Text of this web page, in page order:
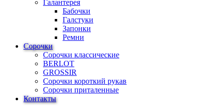
Галантерея
Бабочки
Галстуки
Запонки
Ремни
Сорочки
Сорочки классические
BERLOT
GROSSIR
Сорочки короткий рукав
Сорочки приталенные
Контакты